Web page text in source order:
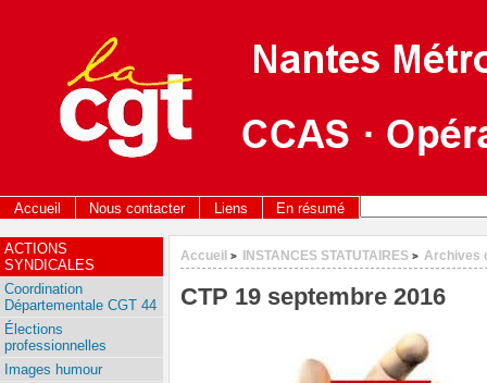
Accueil Nous contacter Liens En résumé
Accueil > INSTANCES STATUTAIRES > Archives
CTP 19 septembre 2016
ACTIONS
SYNDICALES
Coordination
Départementale CGT 44
Élections
professionnelles
Images humour